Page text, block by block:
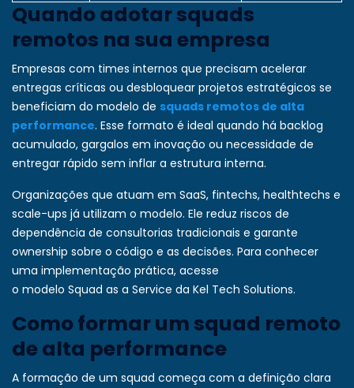
Quando adotar squads
remotos na sua empresa
Empresas com times internos que precisam acelerar
entregas críticas ou desbloquear projetos estratégicos se
beneficiam do modelo de squads remotos de alta
performance. Esse formato é ideal quando há backlog
acumulado, gargalos em inovação ou necessidade de
entregar rápido sem inflar a estrutura interna.
Organizações que atuam em SaaS, fintechs, healthtechs e
scale-ups já utilizam o modelo. Ele reduz riscos de
dependência de consultorias tradicionais e garante
ownership sobre o código e as decisões. Para conhecer
uma implementação prática, acesse
o modelo Squad as a Service da Kel Tech Solutions.
Como formar um squad remoto
de alta performance
A formação de um squad começa com a definição clara